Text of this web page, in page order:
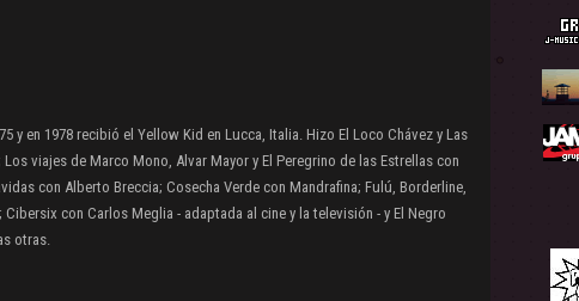
y en 1978 recibió el Yellow Kid en Lucca, Italia. Hizo El Loco Chávez y Las
viajes de Marco Mono, Alvar Mayor y El Peregrino de las Estrellas con
con Alberto Breccia; Cosecha Verde con Mandrafina; Fulú, Borderline,
con Carlos Meglia - adaptada al cine y la televisión - y El Negro
otras.